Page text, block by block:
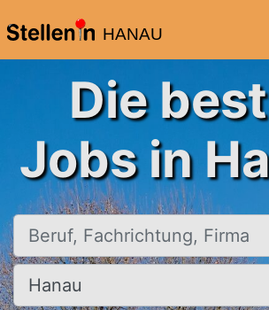
HANAU
Die
Jobs in
Beruf, Fachrichtung, Firma
Ort, Stadt